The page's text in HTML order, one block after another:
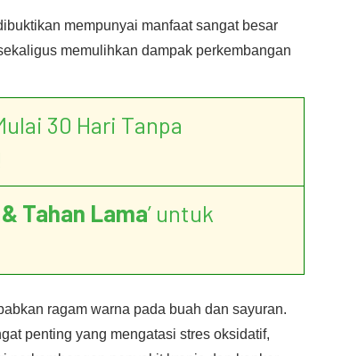
mempunyai manfaat sangat besar
memulihkan dampak perkembangan
30 Hari Tanpa
Tahan Lama’ untuk
ragam warna pada buah dan sayuran.
penting yang mengatasi stres oksidatif,